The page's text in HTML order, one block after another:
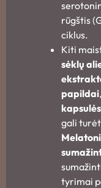
rūgštis
ciklus.
Kiti
sėklų
papildai,
kapsulės
gali
tyrimai